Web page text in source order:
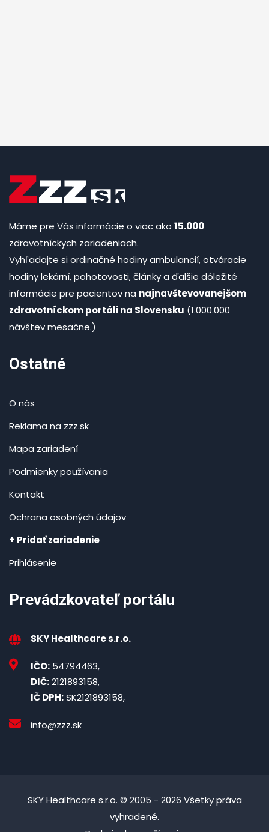
Máme pre Vás informácie o viac ako 15.000
zdravotníckych zariadeniach.
Vyhľadajte si ordinačné hodiny ambulancií, otváracie
hodiny lekární, pohotovosti, články a ďalšie dôležité
informácie pre pacientov na najnavštevovanejšom
zdravotníckom portáli na Slovensku (1.000.000
návštev mesačne.)
Ostatné
O nás
Reklama na zzz.sk
Mapa zariadení
Podmienky používania
Kontakt
Ochrana osobných údajov
+ Pridať zariadenie
Prihlásenie
Prevádzkovateľ portálu
SKY Healthcare s.r.o.
IČO: 54794463,
DIČ:2121893158,
IČ DPH:SK2121893158,
info@zzz.sk
SKY Healthcare s.r.o. © 2005 - 2026 Všetky práva
vyhradené.